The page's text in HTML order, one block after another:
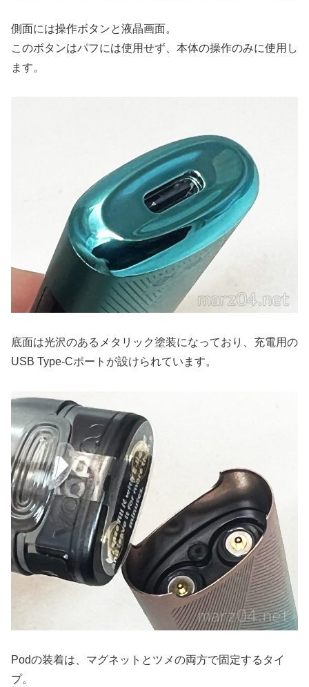
側面には操作ボタンと液晶画面。
このボタンはパフには使用せず、本体の操作のみに使用し
ます。
底面は光沢のあるメタリック塗装になっており、充電用の
USB Type-Cポートが設けられています。
Podの装着は、マグネットとツメの両方で固定するタイ
プ。